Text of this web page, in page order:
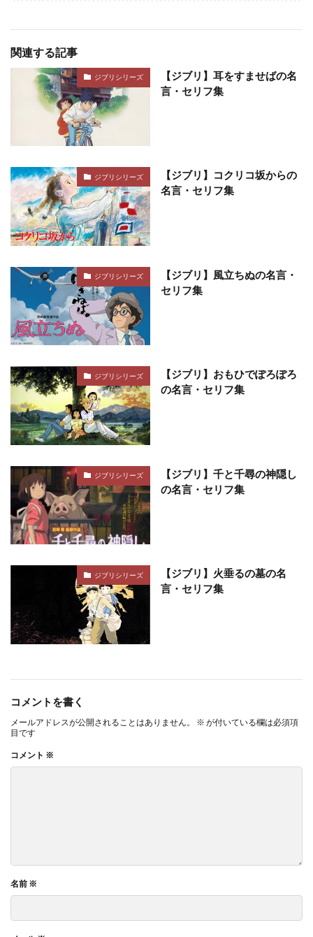
関連する記事
ジブリシリーズ
【ジブリ】耳をすませばの名
言・セリフ集
ジブリシリーズ
【ジブリ】コクリコ坂からの
名言・セリフ集
ジブリシリーズ
【ジブリ】風立ちぬの名言・
セリフ集
ジブリシリーズ
【ジブリ】おもひでぽろぽろ
の名言・セリフ集
ジブリシリーズ
【ジブリ】千と千尋の神隠し
の名言・セリフ集
ジブリシリーズ
【ジブリ】火垂るの墓の名
言・セリフ集
コメントを書く
メールアドレスが公開されることはありません。 ※ が付いている欄は必須項
目です
コメント ※
名前 ※